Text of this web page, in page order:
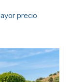
precio